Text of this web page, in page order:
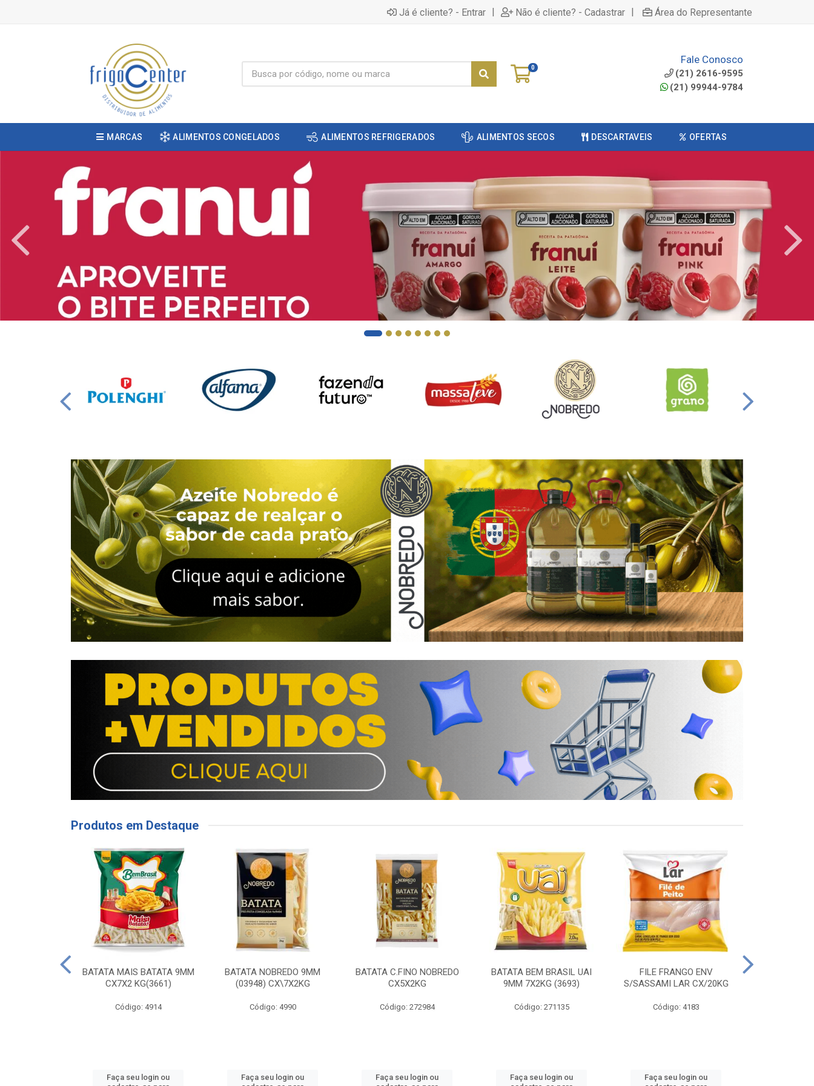
Já é cliente? - Entrar | Não é cliente? - Cadastrar | Área do Representante
0
Fale Conosco
(21) 2616-9595
(21) 99944-9784
MARCAS ALIMENTOS CONGELADOS ALIMENTOS REFRIGERADOS ALIMENTOS SECOS DESCARTAVEIS OFERTAS
Produtos em Destaque
BATATA MAIS BATATA 9MM
CX7X2 KG(3661)
Código: 4914
Faça seu login ou
BATATA NOBREDO 9MM
(03948) CX\7X2KG
Código: 4990
Faça seu login ou
BATATA C.FINO NOBREDO
CX5X2KG
Código: 272984
Faça seu login ou
BATATA BEM BRASIL UAI
9MM 7X2KG (3693)
Código: 271135
Faça seu login ou
FILE FRANGO ENV
S/SASSAMI LAR CX/20KG
Código: 4183
Faça seu login ou